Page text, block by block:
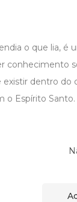
o que lia, é
conhecimento
existir dentro do
o Espírito Santo.